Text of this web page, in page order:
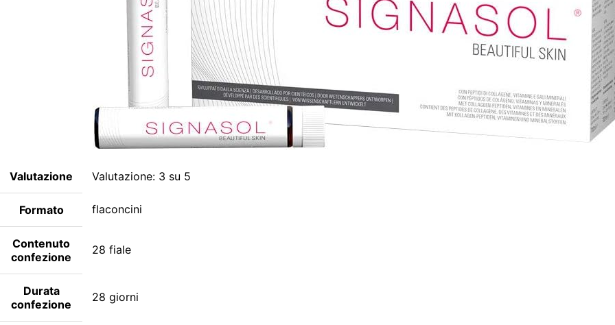
Valutazione Valutazione: 3 su 5
Formato flaconcini
Contenuto
confezione
28 fiale
Durata
confezione
28 giorni